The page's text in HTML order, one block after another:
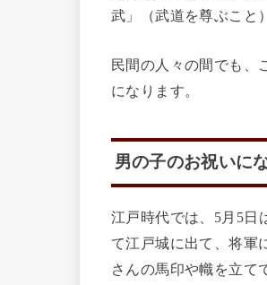
武」（武道を尊ぶこと
民間の人々の間でも、
になります。
男の子のお祝いに
江戸時代では、5月5日
て江戸城に出て、将軍
さんの馬印や幟を立て